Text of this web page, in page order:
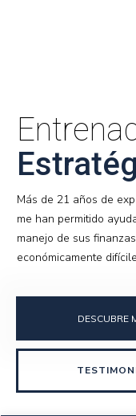
Más de 21 años de
me han permitido
manejo de sus
económicamente
DESCUBRE